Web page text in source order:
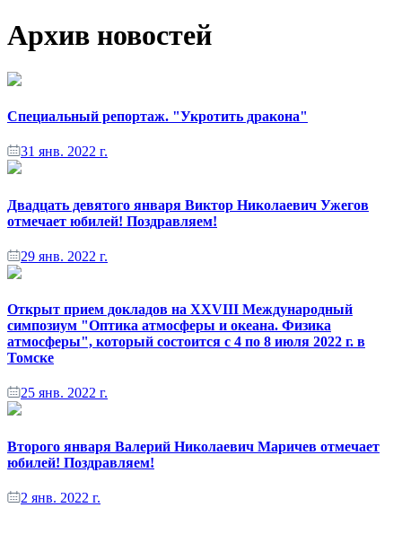
Архив новостей
Специальный репортаж. "Укротить дракона"
31 янв. 2022 г.
Двадцать девятого января Виктор Николаевич Ужегов
отмечает юбилей! Поздравляем!
29 янв. 2022 г.
Открыт прием докладов на XXVIII Международный
симпозиум "Оптика атмосферы и океана. Физика
атмосферы", который состоится с 4 по 8 июля 2022 г. в
Томске
25 янв. 2022 г.
Второго января Валерий Николаевич Маричев отмечает
юбилей! Поздравляем!
2 янв. 2022 г.